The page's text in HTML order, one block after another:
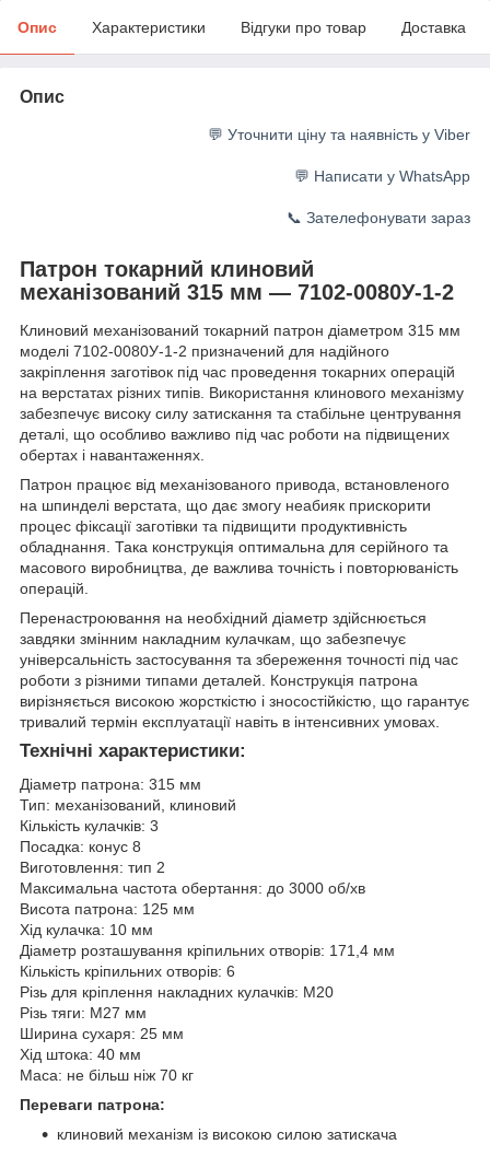
Опис Характеристики Відгуки про товар Доставка
Опис
💬 Уточнити ціну та наявність у Viber
💬 Написати у WhatsApp
📞 Зателефонувати зараз
Патрон токарний клиновий
механізований 315 мм — 7102-0080У-1-2
Клиновий механізований токарний патрон діаметром 315 мм
моделі 7102-0080У-1-2 призначений для надійного
закріплення заготівок під час проведення токарних операцій
на верстатах різних типів. Використання клинового механізму
забезпечує високу силу затискання та стабільне центрування
деталі, що особливо важливо під час роботи на підвищених
обертах і навантаженнях.
Патрон працює від механізованого привода, встановленого
на шпинделі верстата, що дає змогу неабияк прискорити
процес фіксації заготівки та підвищити продуктивність
обладнання. Така конструкція оптимальна для серійного та
масового виробництва, де важлива точність і повторюваність
операцій.
Перенастроювання на необхідний діаметр здійснюється
завдяки змінним накладним кулачкам, що забезпечує
універсальність застосування та збереження точності під час
роботи з різними типами деталей. Конструкція патрона
вирізняється високою жорсткістю і зносостійкістю, що гарантує
тривалий термін експлуатації навіть в інтенсивних умовах.
Технічні характеристики:
Діаметр патрона: 315 мм
Тип: механізований, клиновий
Кількість кулачків: 3
Посадка: конус 8
Виготовлення: тип 2
Максимальна частота обертання: до 3000 об/хв
Висота патрона: 125 мм
Хід кулачка: 10 мм
Діаметр розташування кріпильних отворів: 171,4 мм
Кількість кріпильних отворів: 6
Різь для кріплення накладних кулачків: М20
Різь тяги: М27 мм
Ширина сухаря: 25 мм
Хід штока: 40 мм
Маса: не більш ніж 70 кг
Переваги патрона:
клиновий механізм із високою силою затискача